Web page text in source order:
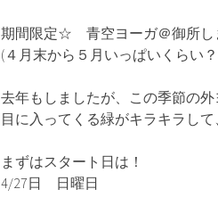
期間限定☆ 青空ヨーガ＠御所し
(４月末から５月いっぱいくらい
去年もしましたが、この季節の
目に入ってくる緑がキラキラし
まずはスタート日は！
4/27日 日曜日